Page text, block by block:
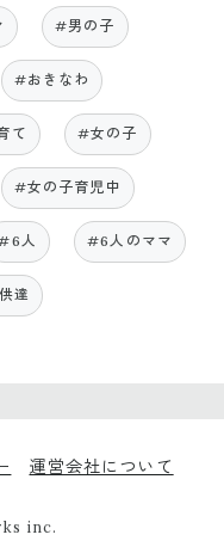
#男の子
#おきなわ
て #女の子
#女の子育児中
人 #6人のママ
達
運営会社について
inc.